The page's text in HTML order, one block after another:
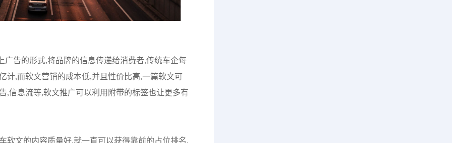
告的形式,将品牌的信息传递给消费者,传统车企每
计,而软文营销的成本低,并且性价比高,一篇软文可
,信息流等,软文推广可以利用附带的标签也让更多有
软文的内容质量好,就一直可以获得靠前的占位排名,